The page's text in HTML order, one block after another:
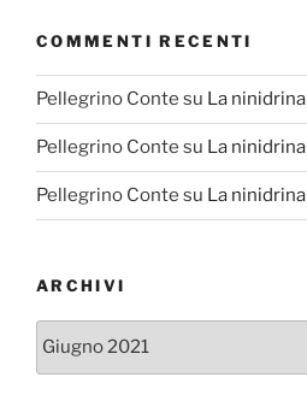
COMMENTI RECENTI
Pellegrino Conte su La ninidrina
Pellegrino Conte su La ninidrina
Pellegrino Conte su La ninidrina
ARCHIVI